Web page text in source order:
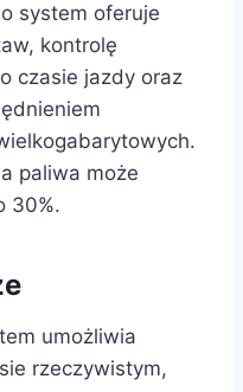
system oferuje
kontrolę
czasie jazdy oraz
paliwa może
30%.
umożliwia
rzeczywistym,